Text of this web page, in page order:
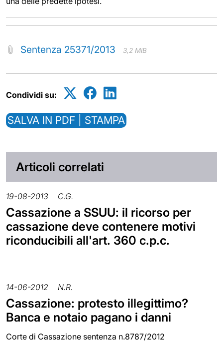
Sentenza 25371/2013 3,2 MiB
Condividi su:
SALVA IN PDF | STAMPA
Articoli correlati
19-08-2013 C.G.
Cassazione a SSUU: il ricorso per
cassazione deve contenere motivi
riconducibili all'art. 360 c.p.c.
14-06-2012 N.R.
Cassazione: protesto illegittimo?
Banca e notaio pagano i danni
Corte di Cassazione sentenza n.8787/2012